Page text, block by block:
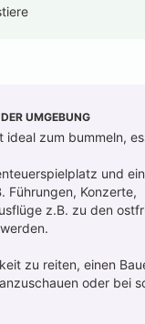
UMGEBUNG
ideal zum bummeln,
und
Führungen, Konzerte,
z.B. zu den
zu reiten, einen
oder bei